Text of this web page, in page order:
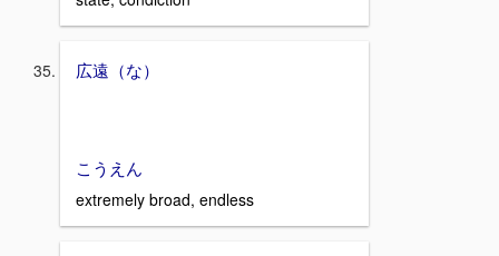
広遠（な）
こうえん
extremely broad, endless